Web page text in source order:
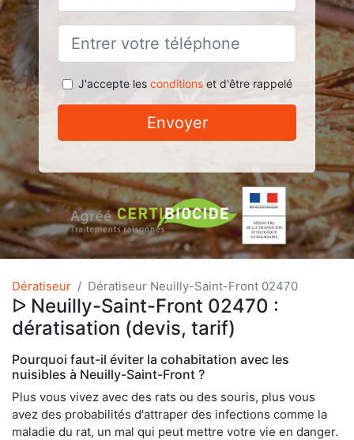
J'accepte les conditionset d'être rappelé
Envoyer
Dératiseur Dératiseur Neuilly-Saint-Front 02470
ᐅ Neuilly-Saint-Front 02470 :
dératisation (devis, tarif)
Pourquoi faut-il éviter la cohabitation avec les
nuisibles à Neuilly-Saint-Front ?
Plus vous vivez avec des rats ou des souris, plus vous
avez des probabilités d'attraper des infections comme la
maladie du rat, un mal qui peut mettre votre vie en danger.